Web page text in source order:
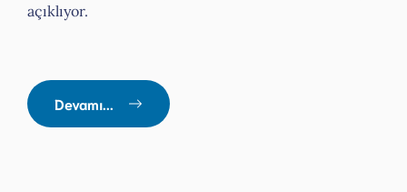
açıklıyor.
Devamı...